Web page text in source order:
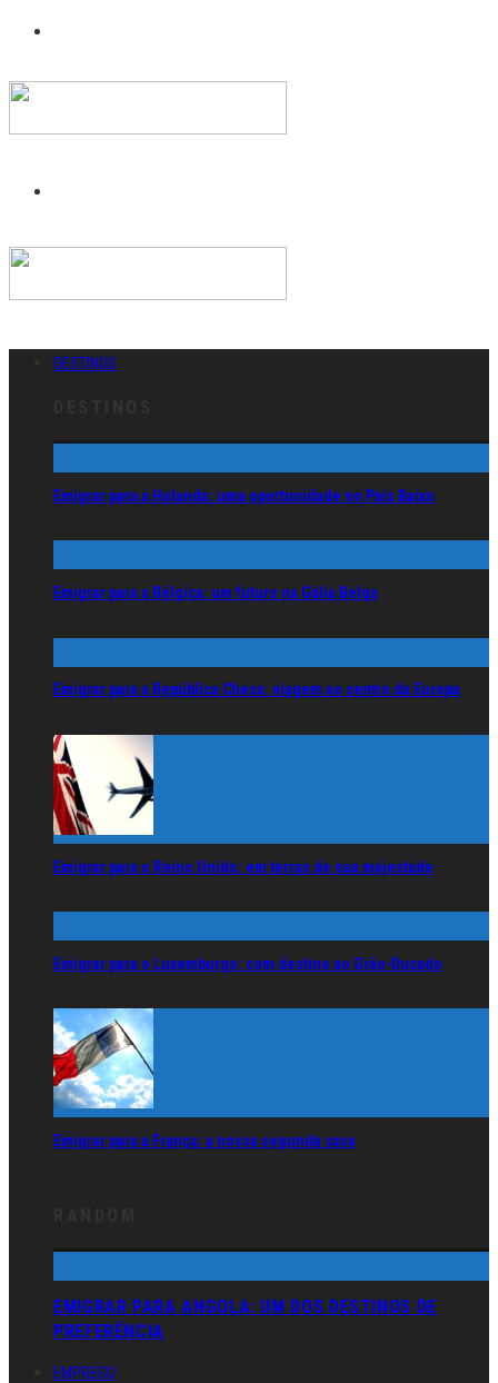
DESTINOS
Emigrar para a Holanda: uma oportunidade no País Baixo
Emigrar para a Bélgica: um futuro na Gália Belga
Emigrar para a República Checa: viagem ao centro da Europa
Emigrar para o Reino Unido: em terras de sua majestade
Emigrar para o Luxemburgo: com destino ao Grão-Ducado
Emigrar para a França: a nossa segunda casa
EMIGRAR PARA ANGOLA: UM DOS DESTINOS DE
PREFERÊNCIA
EMPREGO